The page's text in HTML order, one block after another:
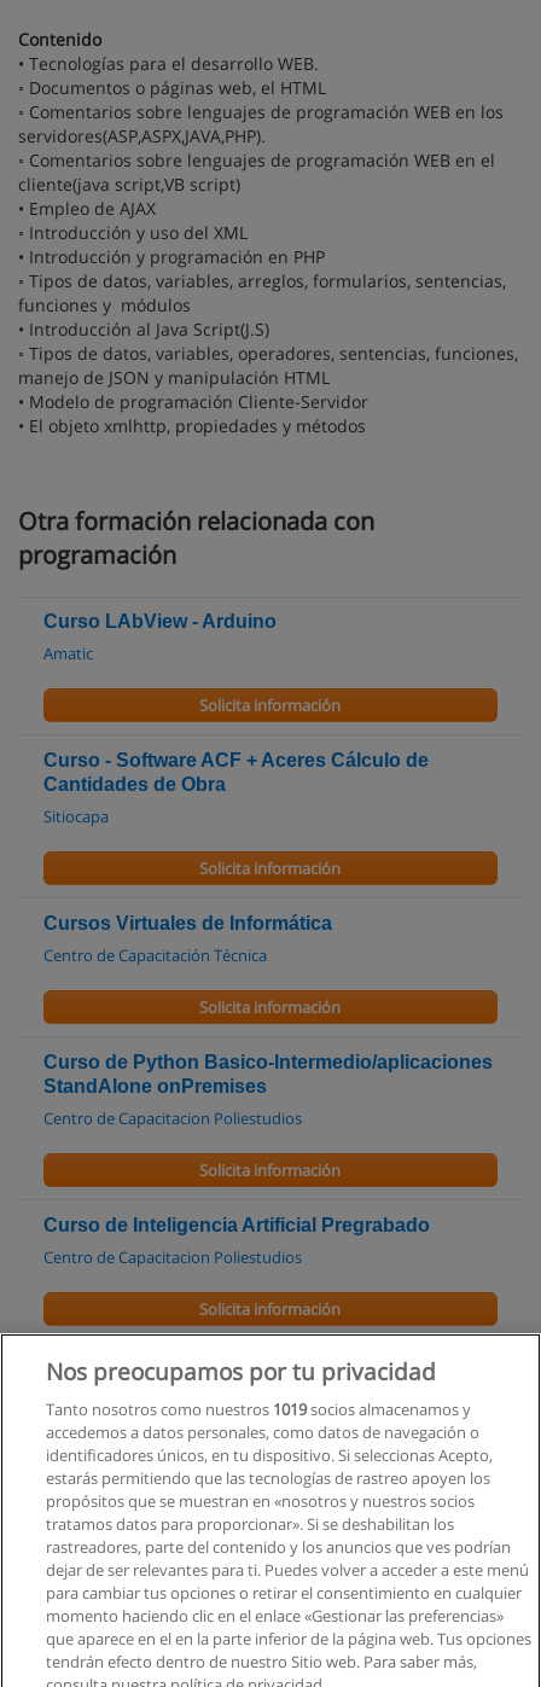
Contenido
• Tecnologías para el desarrollo WEB.
◦ Documentos o páginas web, el HTML
◦ Comentarios sobre lenguajes de programación WEB en los
servidores(ASP,ASPX,JAVA,PHP).
◦ Comentarios sobre lenguajes de programación WEB en el
cliente(java script,VB script)
• Empleo de AJAX
◦ Introducción y uso del XML
• Introducción y programación en PHP
◦ Tipos de datos, variables, arreglos, formularios, sentencias,
funciones y módulos
• Introducción al Java Script(J.S)
◦ Tipos de datos, variables, operadores, sentencias, funciones,
manejo de JSON y manipulación HTML
• Modelo de programación Cliente-Servidor
• El objeto xmlhttp, propiedades y métodos
Otra formación relacionada con
programación
Curso LAbView - Arduino
Amatic
Solicita información
Curso - Software ACF + Aceres Cálculo de
Cantidades de Obra
Sitiocapa
Solicita información
Cursos Virtuales de Informática
Centro de Capacitación Técnica
Solicita información
Curso de Python Basico-Intermedio/aplicaciones
StandAlone onPremises
Centro de Capacitacion Poliestudios
Solicita información
Curso de Inteligencia Artificial Pregrabado
Centro de Capacitacion Poliestudios
Solicita información
Carrera Tecnología Superior en Redes y
Telecomunicaciones
ITSQMET - Instituto Tecnológico Quito Metropolitano
Solicita información
Curso de Animación Digital
Mundo Set
Solicita información
Nos preocupamos por tu privacidad
Tanto nosotros como nuestros 1019socios almacenamos y
accedemos a datos personales, como datos de navegación o
identificadores únicos, en tu dispositivo. Si seleccionas Acepto,
estarás permitiendo que las tecnologías de rastreo apoyen los
propósitos que se muestran en «nosotros y nuestros socios
tratamos datos para proporcionar». Si se deshabilitan los
rastreadores, parte del contenido y los anuncios que ves podrían
dejar de ser relevantes para ti. Puedes volver a acceder a este menú
para cambiar tus opciones o retirar el consentimiento en cualquier
momento haciendo clic en el enlace «Gestionar las preferencias»
que aparece en el en la parte inferior de la página web. Tus opciones
tendrán efecto dentro de nuestro Sitio web. Para saber más,